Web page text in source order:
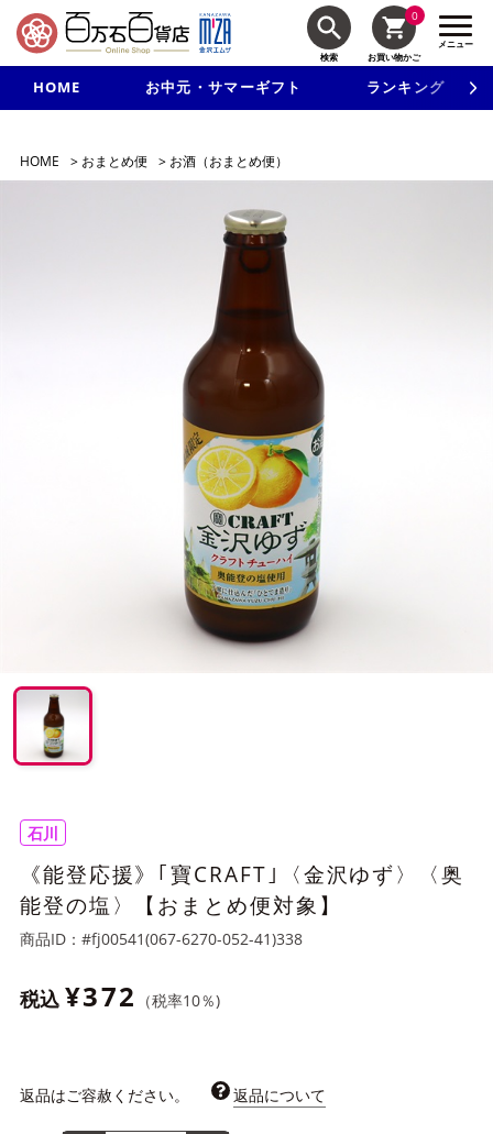
検索
0
お買い物かご
メニュー
HOME お中元・サマーギフト ランキング
新規入会で3千円以上で使える500円クーポンを進呈！
HOME > おまとめ便 > お酒（おまとめ便）
石川
《能登応援》｢寶CRAFT｣〈金沢ゆず〉〈奥
能登の塩〉【おまとめ便対象】
商品ID： #fj00541(067-6270-052-41)338
税込 ¥372 （税率10％)
返品はご容赦ください。 返品について